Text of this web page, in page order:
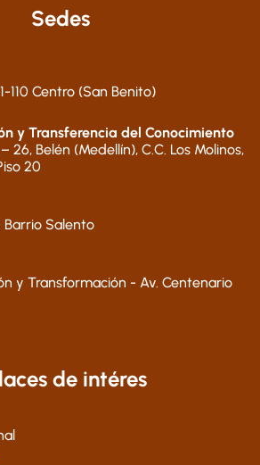
Sedes
110 Centro (San Benito)
y Transferencia del Conocimiento
26, Belén (Medellín), C.C. Los Molinos,
20
Barrio Salento
y Transformación - Av. Centenario
de intéres